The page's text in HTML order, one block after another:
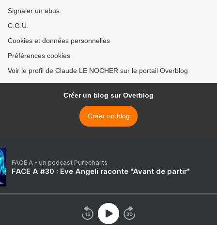
Signaler un abus
C.G.U.
Cookies et données personnelles
Préférences cookies
Voir le profil de Claude LE NOCHER sur le portail Overblog
Créer un blog sur Overblog
Créer un blog
FACE A - un podcast Purecharts
FACE A #30 : Eve Angeli raconte "Avant de partir"